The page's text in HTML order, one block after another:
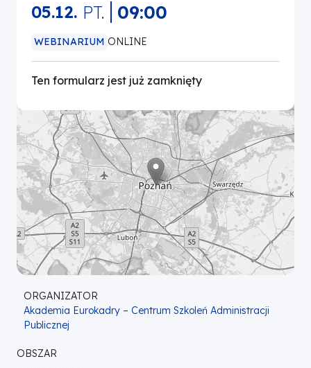
dla
Wielkopolski
OBSZAR
05.12. PT. 09:00
WEBINARIUM ONLINE
Ten formularz jest już zamknięty
ORGANIZATOR
Akademia Eurokadry – Centrum Szkoleń Administracji
Publicznej